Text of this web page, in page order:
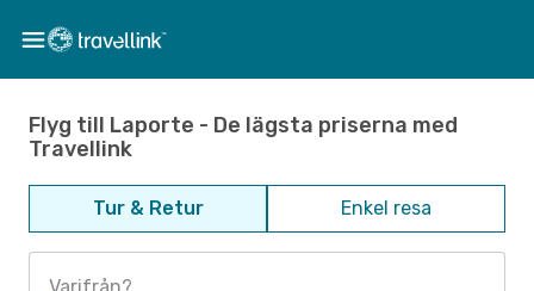
Flyg till Laporte - De lägsta priserna med
Travellink
Tur & Retur Enkel resa